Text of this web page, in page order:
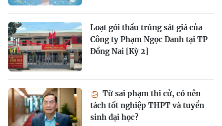
Loạt gói thầu trúng sát giá của
Công ty Phạm Ngọc Danh tại TP
Đồng Nai [Kỳ 2]
Từ sai phạm thi cử, có nên
tách tốt nghiệp THPT và tuyển
sinh đại học?